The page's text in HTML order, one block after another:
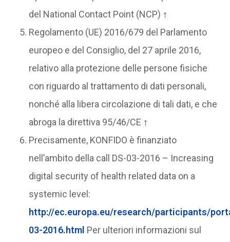
del National Contact Point (NCP) ↑
Regolamento (UE) 2016/679 del Parlamento
europeo e del Consiglio, del 27 aprile 2016,
relativo alla protezione delle persone fisiche
con riguardo al trattamento di dati personali,
nonché alla libera circolazione di tali dati, e che
abroga la direttiva 95/46/CE ↑
Precisamente, KONFIDO è finanziato
nell’ambito della call DS-03-2016 – Increasing
digital security of health related data on a
systemic level:
http://ec.europa.eu/research/participants/
03-2016.html Per ulteriori informazioni sul